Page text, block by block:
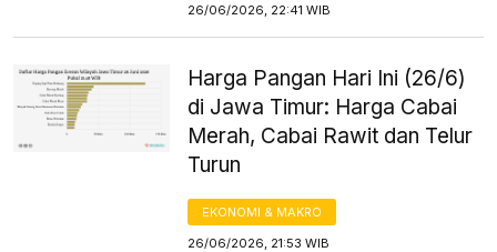
26/06/2026, 22:41 WIB
Harga Pangan Hari Ini (26/6)
di Jawa Timur: Harga Cabai
Merah, Cabai Rawit dan Telur
Turun
EKONOMI & MAKRO
26/06/2026, 21:53 WIB